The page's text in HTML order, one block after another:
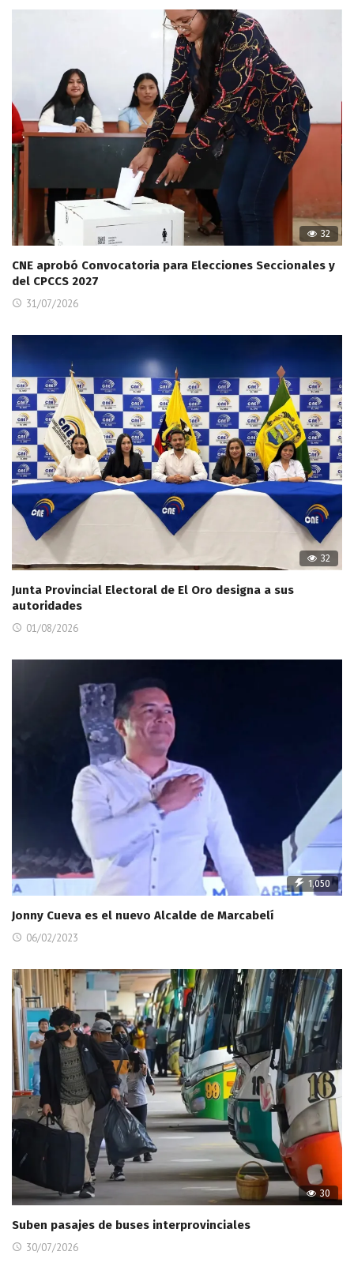
32
CNE aprobó Convocatoria para Elecciones Seccionales y
del CPCCS 2027
31/07/2026
32
Junta Provincial Electoral de El Oro designa a sus
autoridades
01/08/2026
1,050
Jonny Cueva es el nuevo Alcalde de Marcabelí
06/02/2023
30
Suben pasajes de buses interprovinciales
30/07/2026